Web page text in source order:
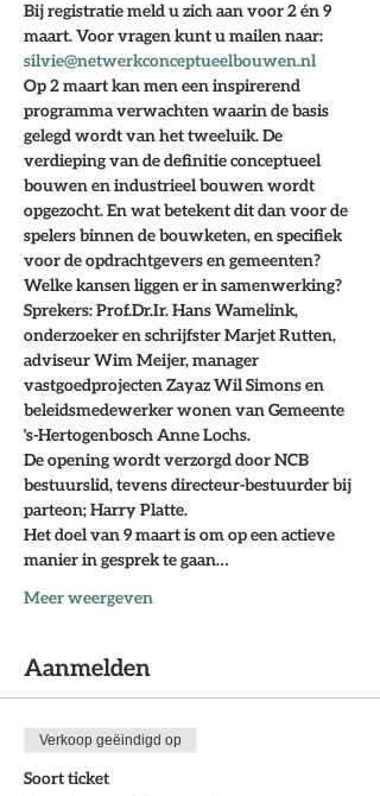
Bij registratie meld u zich aan voor 2 én 9
maart. Voor vragen kunt u mailen naar:
silvie@netwerkconceptueelbouwen.nl
Op 2 maart kan men een inspirerend
programma verwachten waarin de basis
gelegd wordt van het tweeluik. De
verdieping van de definitie conceptueel
bouwen en industrieel bouwen wordt
opgezocht. En wat betekent dit dan voor de
spelers binnen de bouwketen, en specifiek
voor de opdrachtgevers en gemeenten?
Welke kansen liggen er in samenwerking?
Sprekers: Prof.Dr.Ir. Hans Wamelink,
onderzoeker en schrijfster Marjet Rutten,
adviseur Wim Meijer, manager
vastgoedprojecten Zayaz Wil Simons en
beleidsmedewerker wonen van Gemeente
's-Hertogenbosch Anne Lochs.
De opening wordt verzorgd door NCB
bestuurslid, tevens directeur-bestuurder bij
parteon; Harry Platte.
Het doel van 9 maart is om op een actieve
manier in gesprek te gaan…
Meer weergeven
Aanmelden
Verkoop geëindigd op
Soort ticket